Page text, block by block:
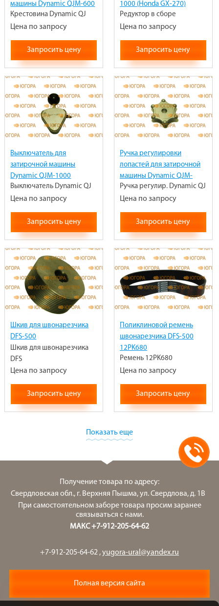
машины Dynamic QJM-600
Крестовина Dynamic QJ
Цена по запросу
Запросить цену
1000 (Honda GX-270)
Редуктор в сборе
Цена по запросу
Запросить цену
Выключатель для
затирочной машины
Dynamic QJM-1000
Выключатель Dynamic QJ
Цена по запросу
Запросить цену
Ручка регулировки
лопастей для затирочной
машины Dynamic QJM-
1000
Ручка регулир. Dynamic QJ
Цена по запросу
Запросить цену
Шкив для швонарезчика
DFS-500
Шкив для швонарезчика
DFS
Цена по запросу
Запросить цену
Поликлиновой ремень
швонарезчика DFS-500
12PK680
Ремень 12PK680
Цена по запросу
Запросить цену
Показать еще
Получение товара по адресу:
Свердловская обл., г. Верхняя Пышма, ул. Свердлова, д. 1В
При самостоятельном заборе товара просим заранее
связываться с нами.
МАКС +7-912-205-64-62
+7-912-205-64-62 ,yugora-ural@yandex.ru
Полная версия сайта